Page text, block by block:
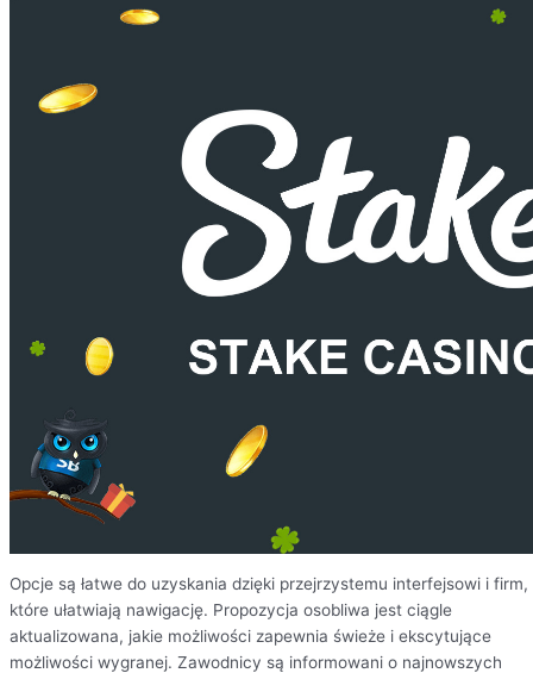
Opcje są łatwe do uzyskania dzięki przejrzystemu interfejsowi i firm,
które ułatwiają nawigację. Propozycja osobliwa jest ciągle
aktualizowana, jakie możliwości zapewnia świeże i ekscytujące
możliwości wygranej. Zawodnicy są informowani o najnowszych